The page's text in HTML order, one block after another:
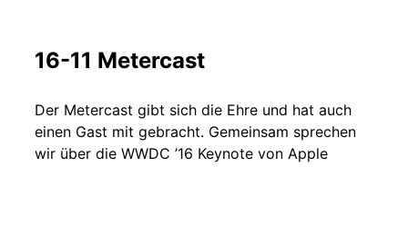
16-11 Metercast
Der Metercast gibt sich die Ehre und hat auch
einen Gast mit gebracht. Gemeinsam sprechen
wir über die WWDC ’16 Keynote von Apple